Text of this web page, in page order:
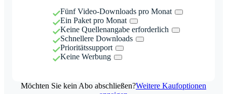
Fünf Video-Downloads pro Monat
Ein Paket pro Monat
Keine Quellenangabe erforderlich
Schnellere Downloads
Prioritätssupport
Keine Werbung
Möchten Sie kein Abo abschließen?Weitere Kaufoptionen